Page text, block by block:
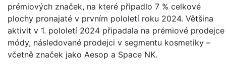
prémiových značek, na které připadlo 7 % celkové
plochy pronajaté v prvním pololetí roku 2024. Většina
aktivit v 1. pololetí 2024 připadala na prémiové prodejce
módy, následované prodejci v segmentu kosmetiky –
včetně značek jako Aesop a Space NK.